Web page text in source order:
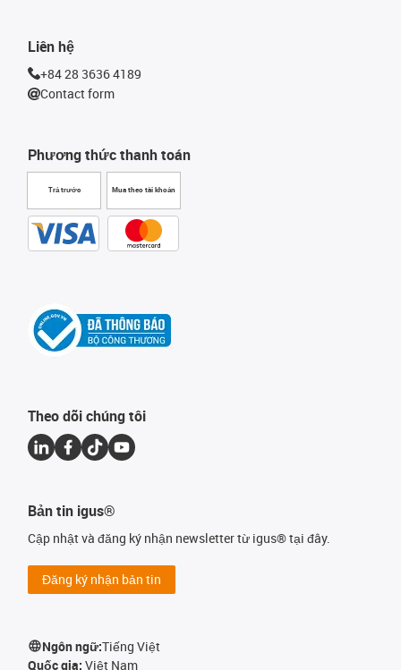
Phương thức thanh toán
Trả trước Mua theo tài khoản
Liên hệ
+84 28 3636 4189
Contact form
Theo dõi chúng tôi
Bản tin igus®
Cập nhật và đăng ký nhận newsletter từ igus® tại đây.
Đăng ký nhận bản tin
Ngôn ngữ:Tiếng Việt
Quốc gia: Việt Nam